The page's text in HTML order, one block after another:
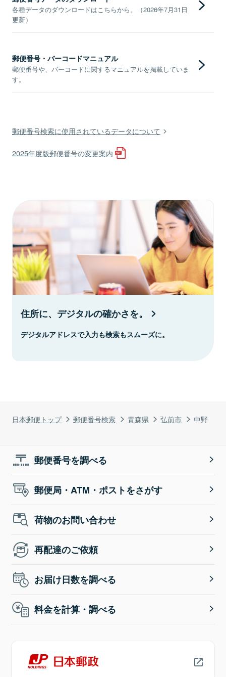
日本郵便トップ 郵便番号検索 青森県 弘前市 中野
各種データのダウンロードはこちらから。（2026年7月31日
更新）
郵便番号・バーコードマニュアル
郵便番号や、バーコードに関するマニュアルを掲載していま
す。
郵便番号検索に使用されているデータについて
2025年度版郵便番号の変更案内
住所に、デジタルの確かさを。
デジタルアドレスで入力も検索もスムーズに。
郵便番号を調べる
郵便局・ATM・ポストをさがす
荷物のお問い合わせ
再配達のご依頼
お届け日数を調べる
料金を計算・調べる